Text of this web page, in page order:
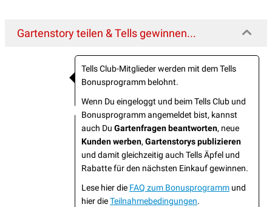
Gartenstory teilen & Tells gewinnen...
Tells Club-Mitglieder werden mit dem Tells
Bonusprogramm belohnt.
Wenn Du eingeloggt und beim Tells Club und
Bonusprogramm angemeldet bist, kannst
auch Du Gartenfragen beantworten, neue
Kunden werben, Gartenstorys publizieren
und damit gleichzeitig auch Tells Äpfel und
Rabatte für den nächsten Einkauf gewinnen.
Lese hier die FAQ zum Bonusprogramm und
hier dieTeilnahmebedingungen.